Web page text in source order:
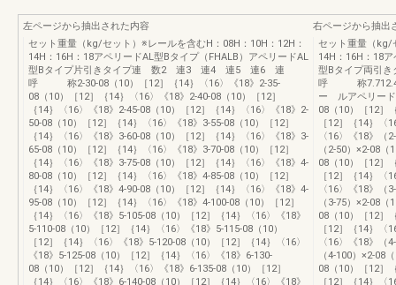
左ページから抽出された内容
セット重量（kg/セット）※レールを含むH：08H：10H：12H：
14H：16H：18アペリードAL型Bタイプ（FHALB）アペリードAL
型Bタイプ片引きタイプ連 数2 連3 連4 連5 連6 連
呼 称2-30-08（10）［12］｛14｝〈16〉《18》2-35-
08（10）［12］｛14｝〈16〉《18》2-40-08（10）［12］
｛14｝〈16〉《18》2-45-08（10）［12］｛14｝〈16〉《18》2-
50-08（10）［12］｛14｝〈16〉《18》3-55-08（10）［12］
｛14｝〈16〉《18》3-60-08（10）［12］｛14｝〈16〉《18》3-
65-08（10）［12］｛14｝〈16〉《18》3-70-08（10）［12］
｛14｝〈16〉《18》3-75-08（10）［12］｛14｝〈16〉《18》4-
80-08（10）［12］｛14｝〈16〉《18》4-85-08（10）［12］
｛14｝〈16〉《18》4-90-08（10）［12］｛14｝〈16〉《18》4-
95-08（10）［12］｛14｝〈16〉《18》4-100-08（10）［12］
｛14｝〈16〉《18》5-105-08（10）［12］｛14｝〈16〉《18》
5-110-08（10）［12］｛14｝〈16〉《18》5-115-08（10）
［12］｛14｝〈16〉《18》5-120-08（10）［12］｛14｝〈16〉
《18》5-125-08（10）［12］｛14｝〈16〉《18》6-130-
08（10）［12］｛14｝〈16〉《18》6-135-08（10）［12］
｛14｝〈16〉《18》6-140-08（10）［12］｛14｝〈16〉《18》
右ページから抽出
セット重量（kg/
14H：16H：18
型Bタイプ両引
呼 称
ー ルアペリー
08（10）［12］
［12］｛14｝〈
〈16〉《18》（
（2-50）×2-08
08（10）［12］
［12］｛14｝〈
〈16〉《18》（
（3-75）×2-08
08（10）［12］
［12］｛14｝〈
〈16〉《18》（
（4-100）×2-08
08（10）［12］
［12］｛14｝〈